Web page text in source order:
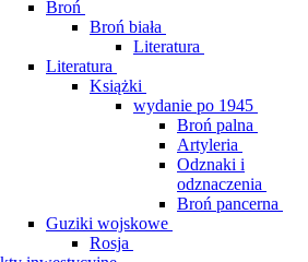
Broń
Broń biała
Literatura
Literatura
Książki
wydanie po 1945
Broń palna
Artyleria
Odznaki i
odznaczenia
Broń pancerna
Guziki wojskowe
Rosja